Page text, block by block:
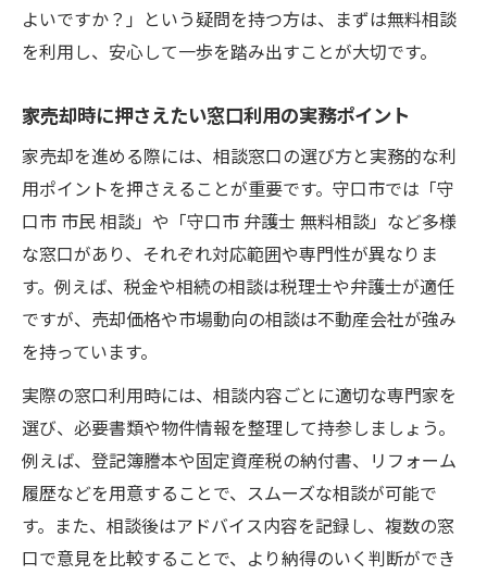
よいですか？」という疑問を持つ方は、まずは無料相談
を利用し、安心して一歩を踏み出すことが大切です。
家売却時に押さえたい窓口利用の実務ポイント
家売却を進める際には、相談窓口の選び方と実務的な利
用ポイントを押さえることが重要です。守口市では「守
口市 市民 相談」や「守口市 弁護士 無料相談」など多様
な窓口があり、それぞれ対応範囲や専門性が異なりま
す。例えば、税金や相続の相談は税理士や弁護士が適任
ですが、売却価格や市場動向の相談は不動産会社が強み
を持っています。
実際の窓口利用時には、相談内容ごとに適切な専門家を
選び、必要書類や物件情報を整理して持参しましょう。
例えば、登記簿謄本や固定資産税の納付書、リフォーム
履歴などを用意することで、スムーズな相談が可能で
す。また、相談後はアドバイス内容を記録し、複数の窓
口で意見を比較することで、より納得のいく判断ができ